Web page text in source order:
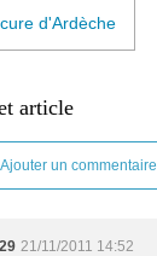
d'Ardèche
article
Ajouter un commentaire
21/11/2011 14:52